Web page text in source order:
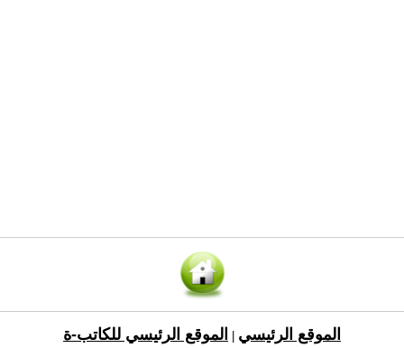
الموقع الرئيسي الموقع الرئيسي للكاتب-ة